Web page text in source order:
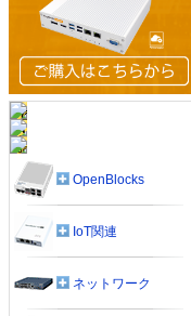
OpenBlocks
IoT関連
ネットワーク